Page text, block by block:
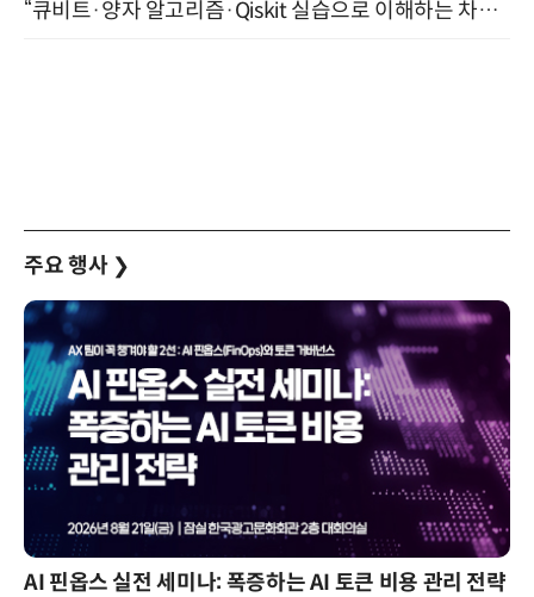
“큐비트·양자 알고리즘·Qiskit 실습으로 이해하는 차세대 컴퓨팅” (8/28)
주요 행사 ❯
AI 핀옵스 실전 세미나: 폭증하는 AI 토큰 비용 관리 전략